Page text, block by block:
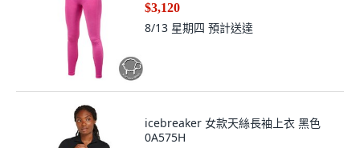
$3,120
8/13 星期四 預計送達
icebreaker 女款天絲長袖上衣 黑色
0A575H